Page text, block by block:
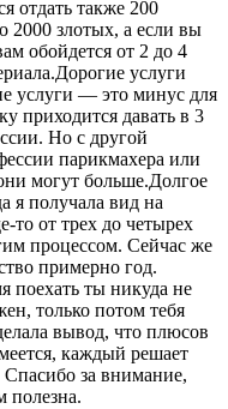
отдать также 200
2000 злотых, а если вы
обойдется от 2 до 4
услуги
услуги — это минус для
приходится давать в 3
Но с другой
парикмахера или
могут больше.Долгое
я получала вид на
то от трех до четырех
процессом. Сейчас же
примерно год.
поехать ты никуда не
только потом тебя
вывод, что плюсов
каждый решает
за внимание,
полезна.